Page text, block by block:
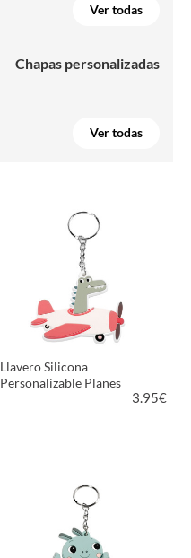
Ver todas
Chapas personalizadas
Ver todas
Llavero Silicona
Personalizable Planes
3.95€